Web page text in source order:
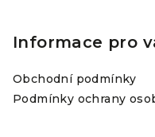
Informace pro
Obchodní podmínky
Podmínky ochrany